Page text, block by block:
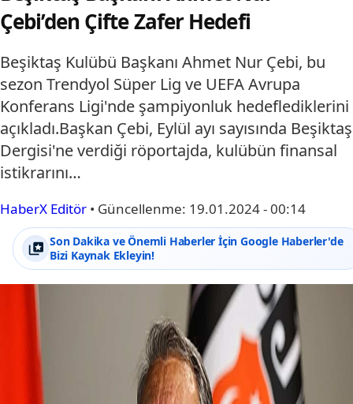
Çebi’den Çifte Zafer Hedefi
Beşiktaş Kulübü Başkanı Ahmet Nur Çebi, bu
sezon Trendyol Süper Lig ve UEFA Avrupa
Konferans Ligi'nde şampiyonluk hedeflediklerini
açıkladı.Başkan Çebi, Eylül ayı sayısında Beşiktaş
Dergisi'ne verdiği röportajda, kulübün finansal
istikrarını…
HaberX Editör • Güncellenme: 19.01.2024 - 00:14
Son Dakika ve Önemli Haberler İçin Google Haberler'de
Bizi Kaynak Ekleyin!